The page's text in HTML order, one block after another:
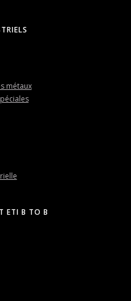
métaux
ETI B TO B